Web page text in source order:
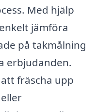
Med hjälp
jämföra
på takmålning
erbjudanden.
fräscha upp